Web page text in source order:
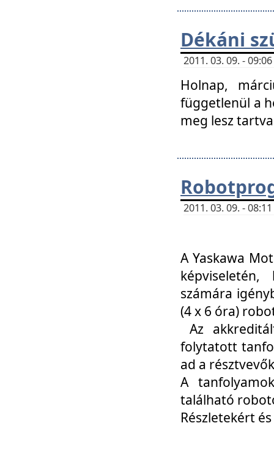
Dékáni
2011. 03. 09. -
Holnap,
függetlenül a
meg lesz
2011. 03. 09. -
A Yaskawa
számára
(4 x 6 óra)
Az
folytatott
ad a
A
található
Részletekért